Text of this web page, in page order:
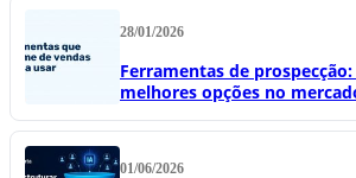
28/01/2026
Ferramentas de
melhores opções no
01/06/2026